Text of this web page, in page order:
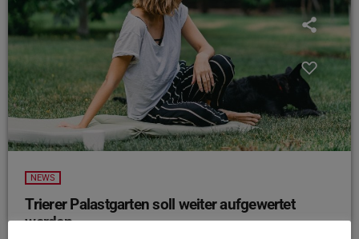
NEWS
Trierer Palastgarten soll weiter aufgewertet
werden